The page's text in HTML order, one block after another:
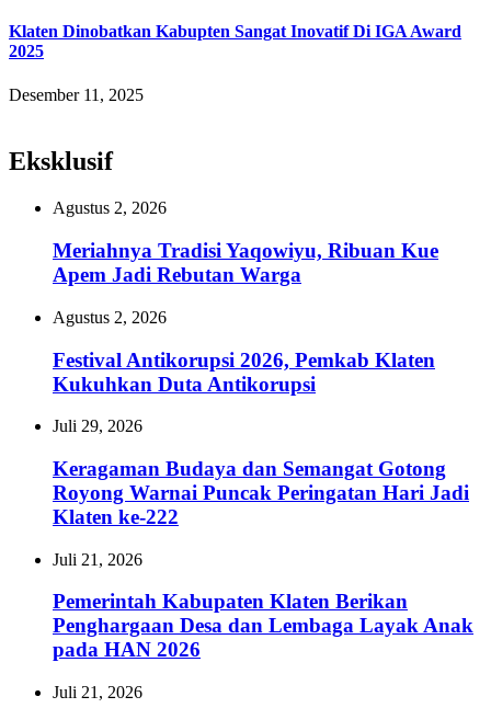
Klaten Dinobatkan Kabupten Sangat Inovatif Di IGA Award
2025
Desember 11, 2025
Eksklusif
Agustus 2, 2026
Meriahnya Tradisi Yaqowiyu, Ribuan Kue
Apem Jadi Rebutan Warga
Agustus 2, 2026
Festival Antikorupsi 2026, Pemkab Klaten
Kukuhkan Duta Antikorupsi
Juli 29, 2026
Keragaman Budaya dan Semangat Gotong
Royong Warnai Puncak Peringatan Hari Jadi
Klaten ke-222
Juli 21, 2026
Pemerintah Kabupaten Klaten Berikan
Penghargaan Desa dan Lembaga Layak Anak
pada HAN 2026
Juli 21, 2026